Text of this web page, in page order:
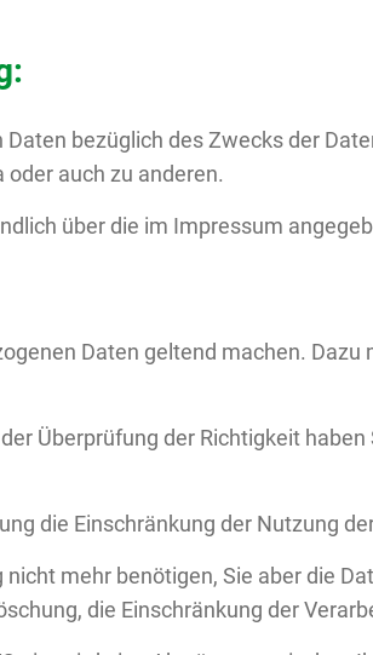
bezüglich des Zwecks der
auch zu anderen.
über die im Impressum
Daten geltend machen. Dazu
Überprüfung der Richtigkeit
die Einschränkung der Nutzung
mehr benötigen, Sie aber die
die Einschränkung der